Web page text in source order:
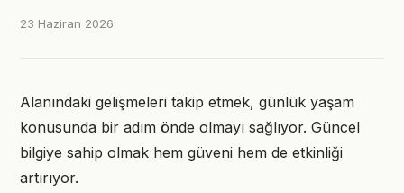
23 Haziran 2026
Alanındaki gelişmeleri takip etmek, günlük yaşam
konusunda bir adım önde olmayı sağlıyor. Güncel
bilgiye sahip olmak hem güveni hem de etkinliği
artırıyor.